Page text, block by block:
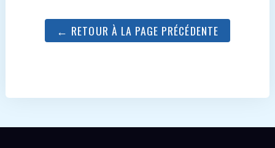
← RETOUR À LA PAGE PRÉCÉDENTE